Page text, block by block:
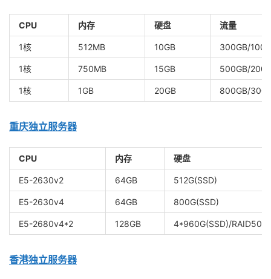
CPU 内存 硬盘 流量
1核 512MB 10GB 300GB/
1核 750MB 15GB 500GB/
1核 1GB 20GB 800GB/
重庆独立服务器
CPU 内存 硬盘
E5-2630v2 64GB 512G(SSD)
E5-2630v4 64GB 800G(SSD)
E5-2680v4*2 128GB 4*960G(SSD)/RAID50
香港独立服务器